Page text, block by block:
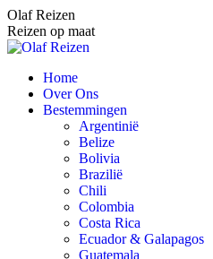
Spring
naar
content
Olaf Reizen
Reizen op maat
Home
Over Ons
Bestemmingen
Argentinië
Belize
Bolivia
Brazilië
Chili
Colombia
Costa Rica
Ecuador & Galapagos
Guatemala